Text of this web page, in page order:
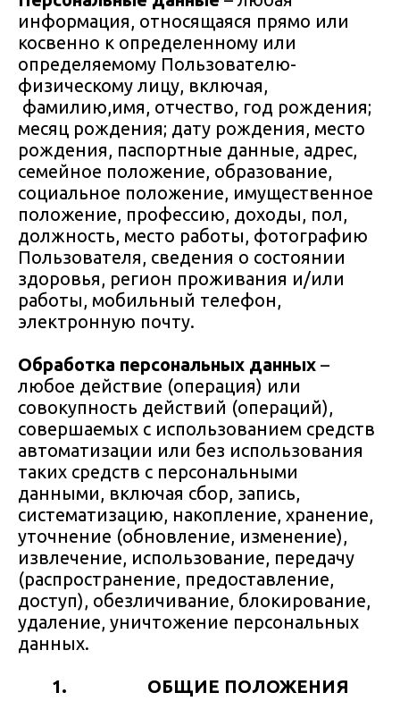
информация, относящаяся прямо или
косвенно к определенному или
определяемому Пользователю-
физическому лицу, включая,
фамилию,имя, отчество, год рождения;
месяц рождения; дату рождения, место
рождения, паспортные данные, адрес,
семейное положение, образование,
социальное положение, имущественное
положение, профессию, доходы, пол,
должность, место работы, фотографию
Пользователя, сведения о состоянии
здоровья, регион проживания и/или
работы, мобильный телефон,
электронную почту.
Обработка персональных данных –
любое действие (операция) или
совокупность действий (операций),
совершаемых с использованием средств
автоматизации или без использования
таких средств с персональными
данными, включая сбор, запись,
систематизацию, накопление, хранение,
уточнение (обновление, изменение),
извлечение, использование, передачу
(распространение, предоставление,
доступ), обезличивание, блокирование,
удаление, уничтожение персональных
данных.
1. ОБЩИЕ ПОЛОЖЕНИЯ